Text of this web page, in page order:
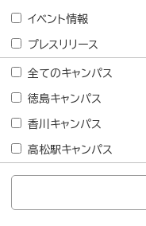
イベント情報
プレスリリース
全てのキャンパス
徳島キャンパス
香川キャンパス
高松駅キャンパス